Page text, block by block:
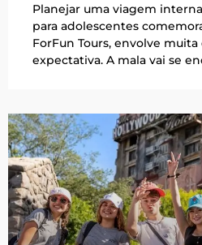
Planejar uma viagem
para adolescentes
ForFun Tours, envolve
expectativa. A mala vai se